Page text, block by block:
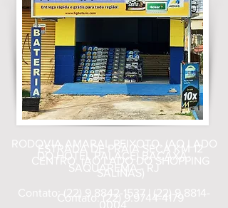
ESTRADA DE PRAIA SECA KM 12
CENTRO. (AO LADO DO SHOPPING
SALINAS)
Contato:(22) 9.9744-4179
RODOVIA AMARAL PEIXOTO. (AO LADO
DO HOTEL PALACE) BACAXÁ-
SAQUAREMA - RJ
Contato:(22) 9.8842-1537 | (22) 9.8814-
0004